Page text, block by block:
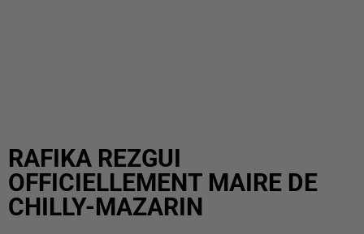
RAFIKA REZGUI
OFFICIELLEMENT MAIRE DE
CHILLY-MAZARIN